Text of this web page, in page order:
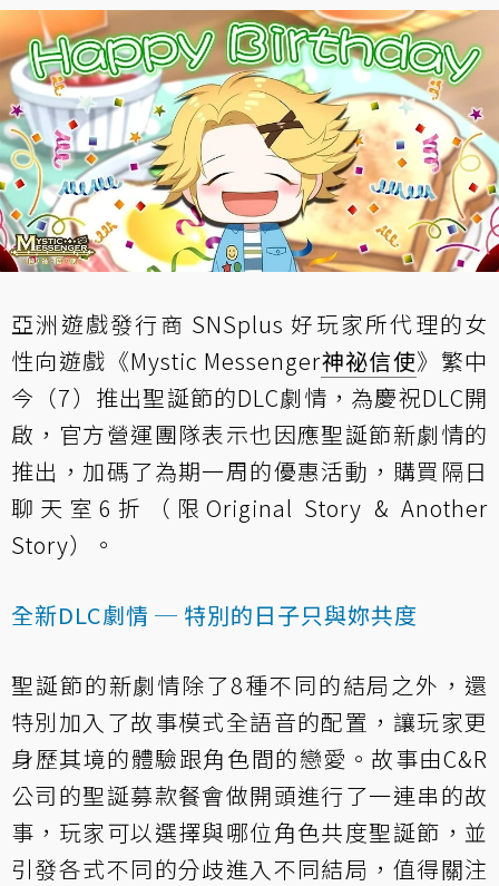
亞洲遊戲發行商 SNSplus 好玩家所代理的女
性向遊戲《Mystic Messenger神祕信使》繁中
今（7）推出聖誕節的DLC劇情，為慶祝DLC開
啟，官方營運團隊表示也因應聖誕節新劇情的
推出，加碼了為期一周的優惠活動，購買隔日
聊天室6折（限Original Story & Another
Story）。
全新DLC劇情 ─ 特別的日子只與妳共度
聖誕節的新劇情除了8種不同的結局之外，還
特別加入了故事模式全語音的配置，讓玩家更
身歷其境的體驗跟角色間的戀愛。故事由C&R
公司的聖誕募款餐會做開頭進行了一連串的故
事，玩家可以選擇與哪位角色共度聖誕節，並
引發各式不同的分歧進入不同結局，值得關注